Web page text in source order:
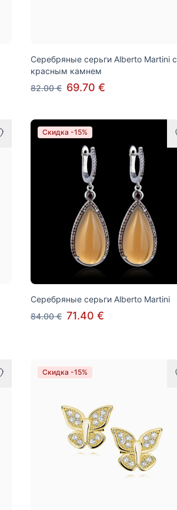
Серебряные серьги Alberto Martini с
красным камнем
82.00 € 69.70 €
Скидка -15%
Серебряные серьги Alberto Martini
84.00 € 71.40 €
Скидка -15%